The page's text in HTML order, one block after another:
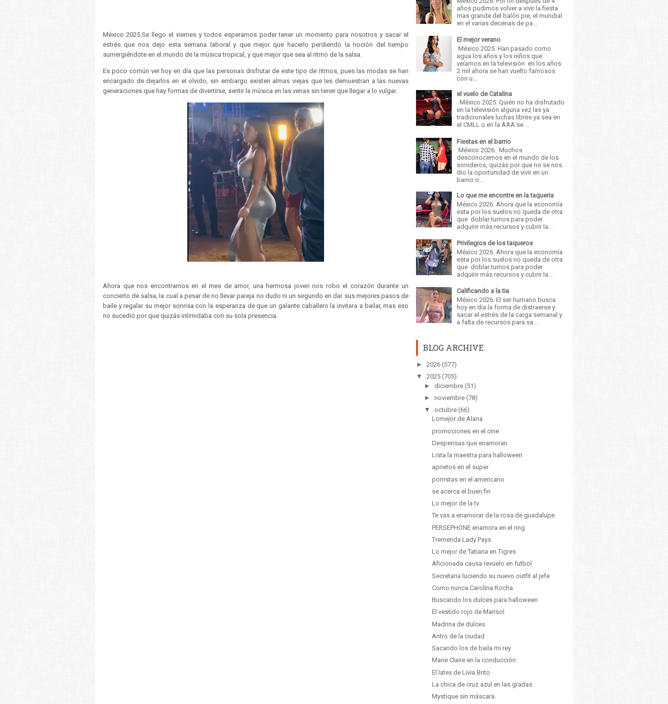
México 2025.Se llego el viernes y todos esperamos poder tener un momento para nosotros y sacar el
estrés que nos dejo esta semana laboral y que mejor que hacerlo perdiendo la noción del tiempo
sumergiéndote en el mundo de la música tropical, y que mejor que sea al ritmo de la salsa.
Es poco común ver hoy en día que las personas disfrutar de este tipo de ritmos, pues las modas se han
encargado de dejarlos en el olvido, sin embargo existen almas viejas que les demuestran a las nuevas
generaciones que hay formas de divertirse, sentir la música en las venas sin tener que llegar a lo vulgar.
Ahora que nos encontramos en el mes de amor, una hermosa joven nos robo el corazón durante un
concierto de salsa, la cual a pesar de no llevar pareja no dudo ni un segundo en dar sus mejores pasos de
baile y regalar su mejor sonrisa con la esperanza de que un galante caballero la invitara a bailar, mas eso
no sucedió por que quizás intimidaba con su sola presencia.
años pudimos volver a vivir la fiesta
mas grande del balón pie, el mundial
en el varias decenas de pa...
El mejor verano
México 2025. Han pasado como
agua los años y los niños que
veíamos en la televisión en los años
2 mil ahora se han vuelto famosos
con u...
el vuelo de Catalina
México 2025. Quién no ha disfrutado
en la televisión alguna vez las ya
tradicionales luchas libres ya sea en
el CMLL o en la AAA se ...
Fiestas en el barrio
México 2026. Muchos
desconocemos en el mundo de los
sonideros, quizás por que no se nos
dio la oportunidad de vivir en un
barrio o...
Lo que me encontre en la taqueria
México 2026. Ahora que la economía
esta por los suelos no queda de otra
que doblar turnos para poder
adquirir más recursos y cubrir la...
Privilegios de los taqueros
México 2026. Ahora que la economía
esta por los suelos no queda de otra
que doblar turnos para poder
adquirir más recursos y cubrir la...
Calificando a la tia
México 2026. El ser humano busca
hoy en día la forma de distraerse y
sacar el estrés de la carga semanal y
a falta de recursos para sa...
BLOG ARCHIVE
► 2026 (577)
▼
2025 (705)
► diciembre (51)
► noviembre (78)
▼
octubre (66)
Lomejor de Alana
promociones en el cine
Despensas que enamoran
Lista la maestra para halloween
aprietos en el super
porristas en el americano
se acerca el buen fin
Lo mejor de la tv
Te vas a enamorar de la rosa de guadalupe
PERSEPHONE enamora en el ring
Tremenda Lady Pays
Lo mejor de Tatiana en Tigres
Aficionada causa revuelo en futbol
Secretaria luciendo su nuevo outfit al jefe
Como nunca Carolina Rocha
Buscando los dulces para halloween
El vestido rojo de Marisol
Madrina de dulces
Antro de la ciudad
Sacando los de baila mi rey
Marie Claire en la conducción
El latex de Livia Brito
La chica de cruz azul en las gradas
Mystique sin máscara.